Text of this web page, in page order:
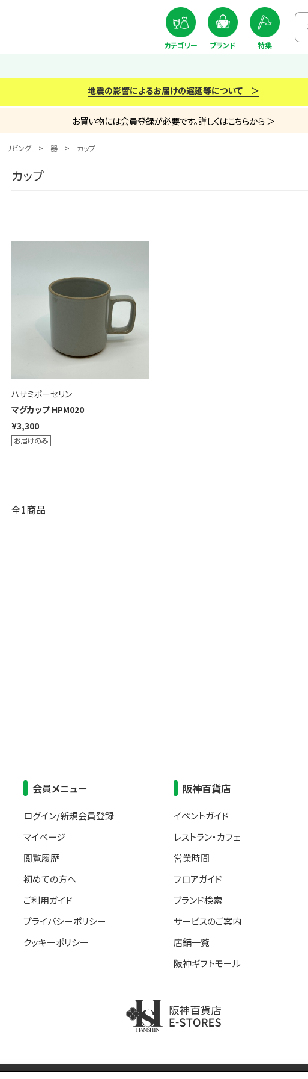
カテゴリー ブランド 特集
地震の影響によるお届けの遅延等について ＞
お買い物には会員登録が必要です。詳しくはこちらから ＞
リビング 器 カップ
カップ
ハサミポーセリン
マグカップ HPM020
¥3,300
全1商品
会員メニュー
ログイン/新規会員登録
マイページ
閲覧履歴
初めての方へ
ご利用ガイド
プライバシーポリシー
クッキーポリシー
阪神百貨店
イベントガイド
レストラン・カフェ
営業時間
フロアガイド
ブランド検索
サービスのご案内
店舗一覧
阪神ギフトモール